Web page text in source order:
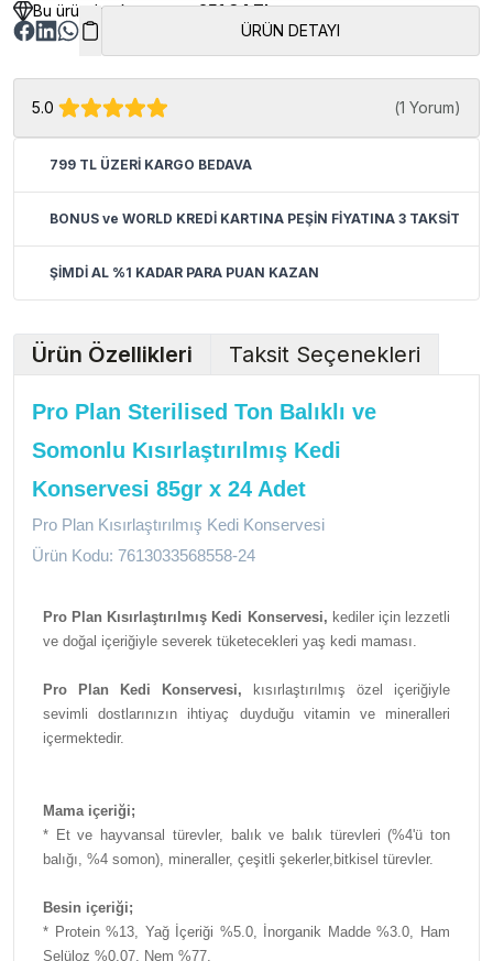
Bu üründen kazancınız251.34 TL
ÜRÜN DETAYI
5.0 (1 Yorum)
799 TL ÜZERİ KARGO BEDAVA
BONUS ve WORLD KREDİ KARTINA PEŞİN FİYATINA 3 TAKSİT
ŞİMDİ AL %1 KADAR PARA PUAN KAZAN
Ürün Özellikleri Taksit Seçenekleri
Pro Plan Sterilised Ton Balıklı ve
Somonlu Kısırlaştırılmış Kedi
Konservesi 85gr x 24 Adet
Pro Plan Kısırlaştırılmış Kedi Konservesi
Ürün Kodu: 7613033568558-24
Pro Plan Kısırlaştırılmış Kedi Konservesi, kediler için lezzetli
ve doğal içeriğiyle severek tüketecekleri yaş kedi maması.
Pro Plan Kedi Konservesi, kısırlaştırılmış özel içeriğiyle
sevimli dostlarınızın ihtiyaç duyduğu vitamin ve mineralleri
içermektedir.
Mama içeriği;
* Et ve hayvansal türevler, balık ve balık türevleri (%4'ü ton
balığı, %4 somon), mineraller, çeşitli şekerler,bitkisel türevler.
Besin içeriği;
* Protein %13, Yağ İçeriği %5.0, İnorganik Madde %3.0, Ham
Selüloz %0,07, Nem %77.